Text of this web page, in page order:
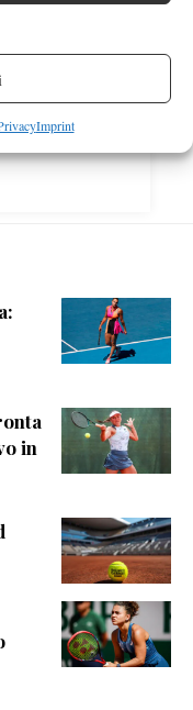
Imprint
in